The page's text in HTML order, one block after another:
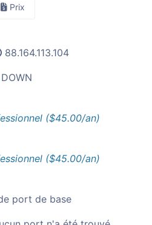
Prix
88.164.113.104
DOWN
($45.00/an)
($45.00/an)
port de base